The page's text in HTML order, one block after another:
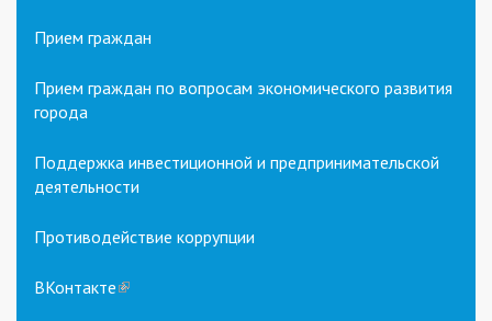
Прием граждан
Прием граждан по вопросам экономического развития
города
Поддержка инвестиционной и предпринимательской
деятельности
Противодействие коррупции
ВКонтакте(link